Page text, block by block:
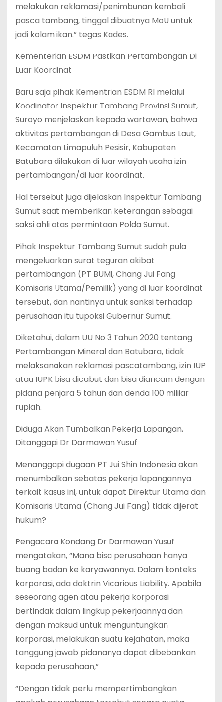
melakukan reklamasi/penimbunan kembali
pasca tambang, tinggal dibuatnya MoU untuk
jadi kolam ikan.” tegas Kades.
Kementerian ESDM Pastikan Pertambangan Di
Luar Koordinat
Baru saja pihak Kementrian ESDM RI melalui
Koodinator Inspektur Tambang Provinsi Sumut,
Suroyo menjelaskan kepada wartawan, bahwa
aktivitas pertambangan di Desa Gambus Laut,
Kecamatan Limapuluh Pesisir, Kabupaten
Batubara dilakukan di luar wilayah usaha izin
pertambangan/di luar koordinat.
Hal tersebut juga dijelaskan Inspektur Tambang
Sumut saat memberikan keterangan sebagai
saksi ahli atas permintaan Polda Sumut.
Pihak Inspektur Tambang Sumut sudah pula
mengeluarkan surat teguran akibat
pertambangan (PT BUMI, Chang Jui Fang
Komisaris Utama/Pemilik) yang di luar koordinat
tersebut, dan nantinya untuk sanksi terhadap
perusahaan itu tupoksi Gubernur Sumut.
Diketahui, dalam UU No 3 Tahun 2020 tentang
Pertambangan Mineral dan Batubara, tidak
melaksanakan reklamasi pascatambang, izin IUP
atau IUPK bisa dicabut dan bisa diancam dengan
pidana penjara 5 tahun dan denda 100 miliiar
rupiah.
Diduga Akan Tumbalkan Pekerja Lapangan,
Ditanggapi Dr Darmawan Yusuf
Menanggapi dugaan PT Jui Shin Indonesia akan
menumbalkan sebatas pekerja lapangannya
terkait kasus ini, untuk dapat Direktur Utama dan
Komisaris Utama (Chang Jui Fang) tidak dijerat
hukum?
Pengacara Kondang Dr Darmawan Yusuf
mengatakan, “Mana bisa perusahaan hanya
buang badan ke karyawannya. Dalam konteks
korporasi, ada doktrin Vicarious Liability. Apabila
seseorang agen atau pekerja korporasi
bertindak dalam lingkup pekerjaannya dan
dengan maksud untuk menguntungkan
korporasi, melakukan suatu kejahatan, maka
tanggung jawab pidananya dapat dibebankan
kepada perusahaan,”
“Dengan tidak perlu mempertimbangkan